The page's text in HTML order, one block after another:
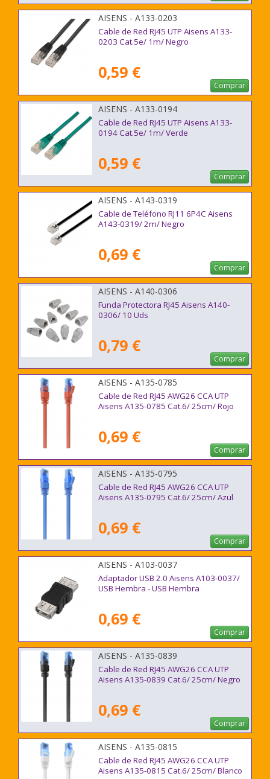
AISENS - A133-0203
Cable de Red RJ45 UTP Aisens A133-
0203 Cat.5e/ 1m/ Negro
0,59 €
Comprar
AISENS - A133-0194
Cable de Red RJ45 UTP Aisens A133-
0194 Cat.5e/ 1m/ Verde
0,59 €
Comprar
AISENS - A143-0319
Cable de Teléfono RJ11 6P4C Aisens
A143-0319/ 2m/ Negro
0,69 €
Comprar
AISENS - A140-0306
Funda Protectora RJ45 Aisens A140-
0306/ 10 Uds
0,79 €
Comprar
AISENS - A135-0785
Cable de Red RJ45 AWG26 CCA UTP
Aisens A135-0785 Cat.6/ 25cm/ Rojo
0,69 €
Comprar
AISENS - A135-0795
Cable de Red RJ45 AWG26 CCA UTP
Aisens A135-0795 Cat.6/ 25cm/ Azul
0,69 €
Comprar
AISENS - A103-0037
Adaptador USB 2.0 Aisens A103-0037/
USB Hembra - USB Hembra
0,69 €
Comprar
AISENS - A135-0839
Cable de Red RJ45 AWG26 CCA UTP
Aisens A135-0839 Cat.6/ 25cm/ Negro
0,69 €
Comprar
AISENS - A135-0815
Cable de Red RJ45 AWG26 CCA UTP
Aisens A135-0815 Cat.6/ 25cm/ Blanco